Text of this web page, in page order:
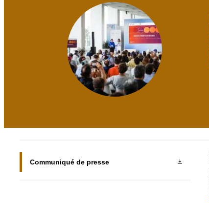
Communiqué de presse